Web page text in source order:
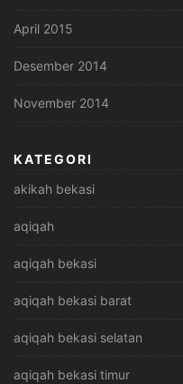
April 2015
Desember 2014
November 2014
KATEGORI
akikah bekasi
aqiqah
aqiqah bekasi
aqiqah bekasi barat
aqiqah bekasi selatan
aqiqah bekasi timur